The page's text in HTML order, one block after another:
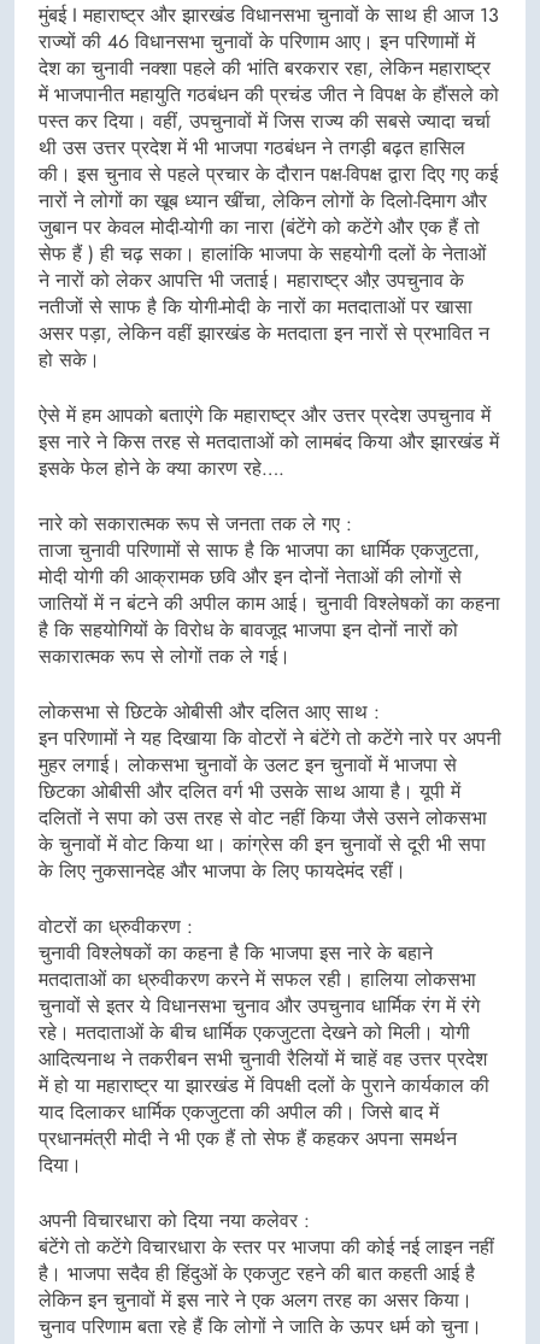
मुंबई I महाराष्ट्र और झारखंड विधानसभा चुनावों के साथ ही आज 13
राज्यों की 46 विधानसभा चुनावों के परिणाम आए। इन परिणामों में
देश का चुनावी नक्शा पहले की भांति बरकरार रहा, लेकिन महाराष्ट्र
में भाजपानीत महायुति गठबंधन की प्रचंड जीत ने विपक्ष के हौंसले को
पस्त कर दिया। वहीं, उपचुनावों में जिस राज्य की सबसे ज्यादा चर्चा
थी उस उत्तर प्रदेश में भी भाजपा गठबंधन ने तगड़ी बढ़त हासिल
की। इस चुनाव से पहले प्रचार के दौरान पक्ष-विपक्ष द्वारा दिए गए कई
नारों ने लोगों का खूब ध्यान खींचा, लेकिन लोगों के दिलो-दिमाग और
जुबान पर केवल मोदी-योगी का नारा (बंटेंगे को कटेंगे और एक हैं तो
सेफ हैं ) ही चढ़ सका। हालांकि भाजपा के सहयोगी दलों के नेताओं
ने नारों को लेकर आपत्ति भी जताई। महाराष्ट्र औऱ उपचुनाव के
नतीजों से साफ है कि योगी-मोदी के नारों का मतदाताओं पर खासा
असर पड़ा, लेकिन वहीं झारखंड के मतदाता इन नारों से प्रभावित न
हो सके।
ऐसे में हम आपको बताएंगे कि महाराष्ट्र और उत्तर प्रदेश उपचुनाव में
इस नारे ने किस तरह से मतदाताओं को लामबंद किया और झारखंड में
इसके फेल होने के क्या कारण रहे….
नारे को सकारात्मक रूप से जनता तक ले गए :
ताजा चुनावी परिणामों से साफ है कि भाजपा का धार्मिक एकजुटता,
मोदी योगी की आक्रामक छवि और इन दोनों नेताओं की लोगों से
जातियों में न बंटने की अपील काम आई। चुनावी विश्लेषकों का कहना
है कि सहयोगियों के विरोध के बावजूद भाजपा इन दोनों नारों को
सकारात्मक रूप से लोगों तक ले गई।
लोकसभा से छिटके ओबीसी और दलित आए साथ :
इन परिणामों ने यह दिखाया कि वोटरों ने बंटेंगे तो कटेंगे नारे पर अपनी
मुहर लगाई। लोकसभा चुनावों के उलट इन चुनावों में भाजपा से
छिटका ओबीसी और दलित वर्ग भी उसके साथ आया है। यूपी में
दलितों ने सपा को उस तरह से वोट नहीं किया जैसे उसने लोकसभा
के चुनावों में वोट किया था। कांग्रेस की इन चुनावों से दूरी भी सपा
के लिए नुकसानदेह और भाजपा के लिए फायदेमंद रहीं।
वोटरों का ध्रुवीकरण :
चुनावी विश्लेषकों का कहना है कि भाजपा इस नारे के बहाने
मतदाताओं का ध्रुवीकरण करने में सफल रही। हालिया लोकसभा
चुनावों से इतर ये विधानसभा चुनाव और उपचुनाव धार्मिक रंग में रंगे
रहे। मतदाताओं के बीच धार्मिक एकजुटता देखने को मिली। योगी
आदित्यनाथ ने तकरीबन सभी चुनावी रैलियों में चाहें वह उत्तर प्रदेश
में हो या महाराष्ट्र या झारखंड में विपक्षी दलों के पुराने कार्यकाल की
याद दिलाकर धार्मिक एकजुटता की अपील की। जिसे बाद में
प्रधानमंत्री मोदी ने भी एक हैं तो सेफ हैं कहकर अपना समर्थन
दिया।
अपनी विचारधारा को दिया नया कलेवर :
बंटेंगे तो कटेंगे विचारधारा के स्तर पर भाजपा की कोई नई लाइन नहीं
है। भाजपा सदैव ही हिंदुओं के एकजुट रहने की बात कहती आई है
लेकिन इन चुनावों में इस नारे ने एक अलग तरह का असर किया।
चुनाव परिणाम बता रहे हैं कि लोगों ने जाति के ऊपर धर्म को चुना।